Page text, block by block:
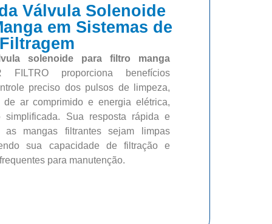
Válvula Solenoide
em Sistemas de
Filtragem
solenoide para filtro manga
proporciona benefícios
preciso dos pulsos de limpeza,
ar comprimido e energia elétrica,
simplificada. Sua resposta rápida e
as mangas filtrantes sejam limpas
sua capacidade de filtração e
para manutenção.